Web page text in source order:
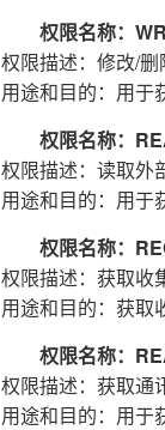
权限名称：
权限描述：修改/
用途和目的：用于
权限名称：
权限描述：读取外
用途和目的：用于
权限名称：
权限描述：获取收
用途和目的：获取
权限名称：
权限描述：获取通
用途和目的：用于